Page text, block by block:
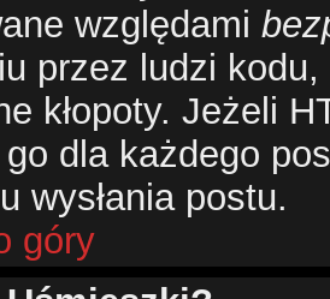
względami
przez ludzi
kłopoty. Jeżeli
go dla każdego
wysłania postu.
góry